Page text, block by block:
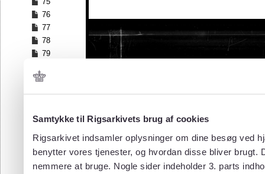
Samtykke til Rigsarkivets brug af cookies
Rigsarkivet indsamler oplysninger om dine besøg ved
benytter vores tjenester, og hvordan disse bliver
nemmere at bruge. Nogle sider indeholder 3. parts
76
77
78
79
81
82
84
86